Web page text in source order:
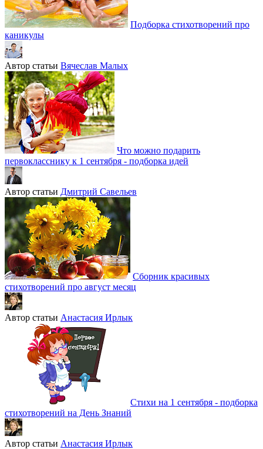
Подборка стихотворений про
каникулы
Автор статьи Вячеслав Малых
Что можно подарить
первокласснику к 1 сентября - подборка идей
Автор статьи Дмитрий Савельев
Сборник красивых
стихотворений про август месяц
Автор статьи Анастасия Ирлык
Стихи на 1 сентября - подборка
стихотворений на День Знаний
Автор статьи Анастасия Ирлык